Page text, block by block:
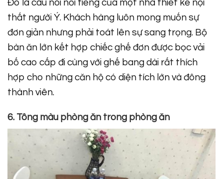
Đó là câu nói nổi tiếng của một nhà thiết kế nội
thất người Ý. Khách hàng luôn mong muốn sự
đơn giản nhưng phải toát lên sự sang trọng. Bộ
bàn ăn lớn kết hợp chiếc ghế đơn được bọc vải
bố cao cấp đi cùng với ghế bang dài rất thích
hợp cho những căn hộ có diện tích lớn và đông
thành viên.
6. Tông màu phòng ăn trong phòng ăn